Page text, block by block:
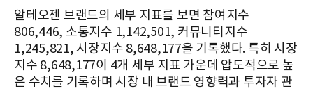
알테오젠 브랜드의 세부 지표를 보면 참여지수
806,446, 소통지수 1,142,501, 커뮤니티지수
1,245,821, 시장지수 8,648,177을 기록했다. 특히 시장
지수 8,648,177이 4개 세부 지표 가운데 압도적으로 높
은 수치를 기록하며 시장 내 브랜드 영향력과 투자자 관